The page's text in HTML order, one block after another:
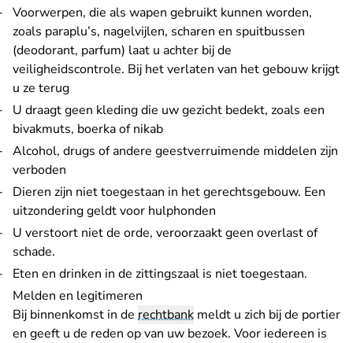
Voorwerpen, die als wapen gebruikt kunnen worden,
zoals paraplu’s, nagelvijlen, scharen en spuitbussen
(deodorant, parfum) laat u achter bij de
veiligheidscontrole. Bij het verlaten van het gebouw krijgt
u ze terug
U draagt geen kleding die uw gezicht bedekt, zoals een
bivakmuts, boerka of nikab
Alcohol, drugs of andere geestverruimende middelen zijn
verboden
Dieren zijn niet toegestaan in het gerechtsgebouw. Een
uitzondering geldt voor hulphonden
U verstoort niet de orde, veroorzaakt geen overlast of
schade.
Eten en drinken in de zittingszaal is niet toegestaan.
Melden en legitimeren
Bij binnenkomst in de rechtbank meldt u zich bij de portier
en geeft u de reden op van uw bezoek. Voor iedereen is